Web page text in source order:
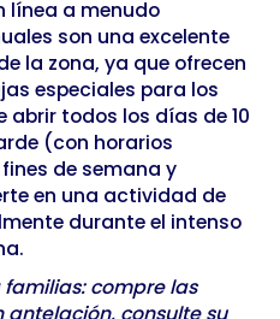
línea a menudo
son una excelente
la zona, ya que ofrecen
especiales para los
abrir todos los días de 10
(con horarios
de semana y
en una actividad de
durante el intenso
compre las
consulte su